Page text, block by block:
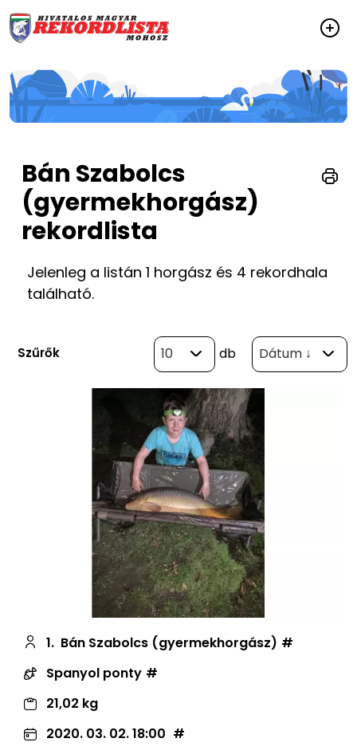
Bán Szabolcs
(gyermekhorgász)
rekordlista
Jelenleg a listán 1 horgász és 4 rekordhala
található.
Szűrők 10 db Dátum ↓
1. Bán Szabolcs (gyermekhorgász)
Spanyol ponty
21,02 kg
2020. 03. 02. 18:00